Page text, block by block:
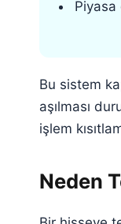
Piyasa
Bu sistem
aşılması
işlem
Neden